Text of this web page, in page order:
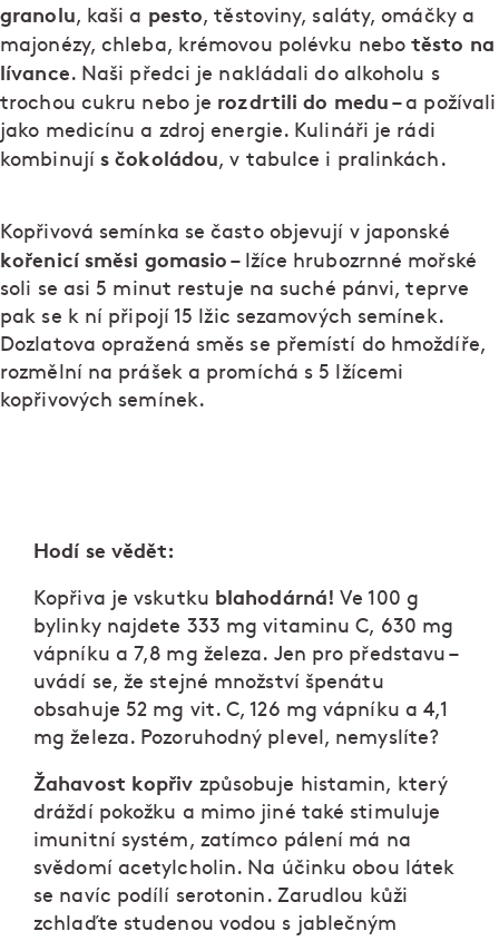
granolu, kaši a pesto, těstoviny, saláty, omáčky a
majonézy, chleba, krémovou polévku nebotěsto na
lívance. Naši předci je nakládali do alkoholu s
trochou cukru nebo je rozdrtili do medu – a požívali
jako medicínu a zdroj energie. Kulináři je rádi
kombinujís čokoládou, v tabulce i pralinkách.
Kopřivová semínka se často objevují v japonské
kořenicí směsi gomasio – lžíce hrubozrnné mořské
soli se asi 5 minut restuje na suché pánvi, teprve
pak se k ní připojí 15 lžic sezamových semínek.
Dozlatova opražená směs se přemístí do hmoždíře,
rozmělní na prášek a promíchá s 5 lžícemi
kopřivových semínek.
Hodí se vědět:
Kopřiva je vskutku blahodárná! Ve 100 g
bylinky najdete 333 mg vitaminu C, 630 mg
vápníku a 7,8 mg železa. Jen pro představu –
uvádí se, že stejné množství špenátu
obsahuje 52 mg vit. C, 126 mg vápníku a 4,1
mg železa. Pozoruhodný plevel, nemyslíte?
Žahavost kopřiv způsobuje histamin, který
dráždí pokožku a mimo jiné také stimuluje
imunitní systém, zatímco pálení má na
svědomí acetylcholin. Na účinku obou látek
se navíc podílí serotonin. Zarudlou kůži
zchlaďte studenou vodou s jablečným